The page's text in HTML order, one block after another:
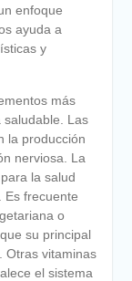
enfoque
ayuda a
y
más
saludable. Las
la producción
nerviosa. La
la salud
Es frecuente
o
su principal
Otras vitaminas
el sistema